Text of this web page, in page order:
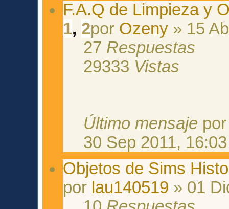
F.A.Q de Limpieza y
1, 2por Ozeny » 15
27 Respuestas
29333 Vistas
Último mensaje
30 Sep 2011, 16:03
Objetos de Sims
por lau140519 » 01